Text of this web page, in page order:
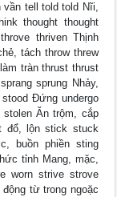
vần tell told told Nĩi,
thought thought
thriven Thịnh
tách throw threw
tràn thrust thrust
sprung Nhảy,
Đứng undergo
stolen Ăn trộm, cắp
đổ, lộn stick stuck
buồn phiền sting
tỉnh Mang, mặc,
worn strive strove
từ trong ngoặc